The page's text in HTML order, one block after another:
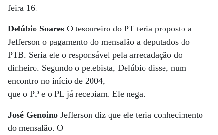
feira 16.
Delúbio Soares O tesoureiro do PT teria proposto a
Jefferson o pagamento do mensalão a deputados do
PTB. Seria ele o responsável pela arrecadação do
dinheiro. Segundo o petebista, Delúbio disse, num
encontro no início de 2004,
que o PP e o PL já recebiam. Ele nega.
José Genoino Jefferson diz que ele teria conhecimento
do mensalão. O